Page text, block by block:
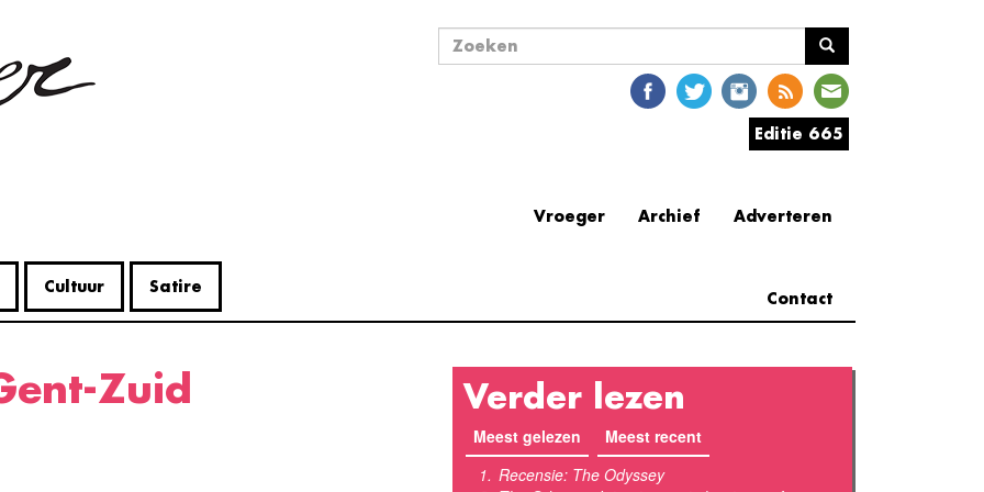
Cultuur Satire
Zoekveld
Editie 665
Adverteren
Archief
Vroeger
Contact
Zuid Verder lezen
Meest gelezen (actieve tabblad)
Meest recent
Recensie: The Odyssey